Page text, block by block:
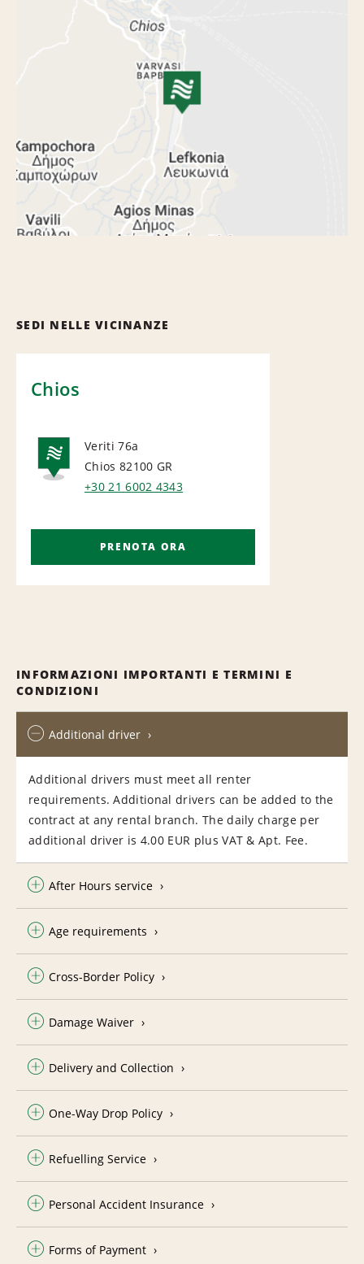
SEDI NELLE VICINANZE
Chios
NATIONAL
Veriti 76a
Chios 82100 GR
+30 21 6002 4343
PRENOTA ORA
INFORMAZIONI IMPORTANTI E TERMINI E
CONDIZIONI
Additional driver
Additional drivers must meet all renter
requirements. Additional drivers can be added to the
contract at any rental branch. The daily charge per
additional driver is 4.00 EUR plus VAT & Apt. Fee.
After Hours service
Age requirements
Cross-Border Policy
Damage Waiver
Delivery and Collection
One-Way Drop Policy
Refuelling Service
Personal Accident Insurance
Forms of Payment